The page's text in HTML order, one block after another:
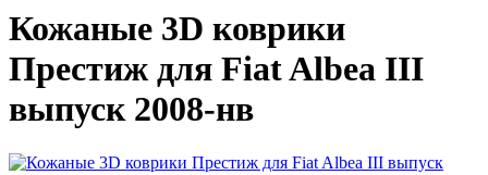
Кожаные 3D коврики
Престиж для Fiat Albea III
выпуск 2008-нв